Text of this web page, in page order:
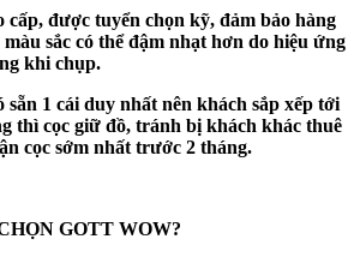
cấp, được tuyển chọn kỹ, đảm bảo hàng
sắc có thể đậm nhạt hơn do hiệu ứng
khi chụp.
sẵn 1 cái duy nhất nên khách sắp xếp tới
thì cọc giữ đồ, tránh bị khách khác thuê
cọc sớm nhất trước 2 tháng.
GOTT WOW?